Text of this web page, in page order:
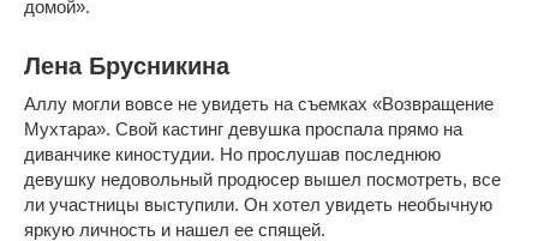
домой».
Лена Брусникина
Аллу могли вовсе не увидеть на съемках «Возвращение
Мухтара». Свой кастинг девушка проспала прямо на
диванчике киностудии. Но прослушав последнюю
девушку недовольный продюсер вышел посмотреть, все
ли участницы выступили. Он хотел увидеть необычную
яркую личность и нашел ее спящей.